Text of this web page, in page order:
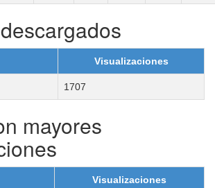
Visualizaciones
1707
mayores
Visualizaciones